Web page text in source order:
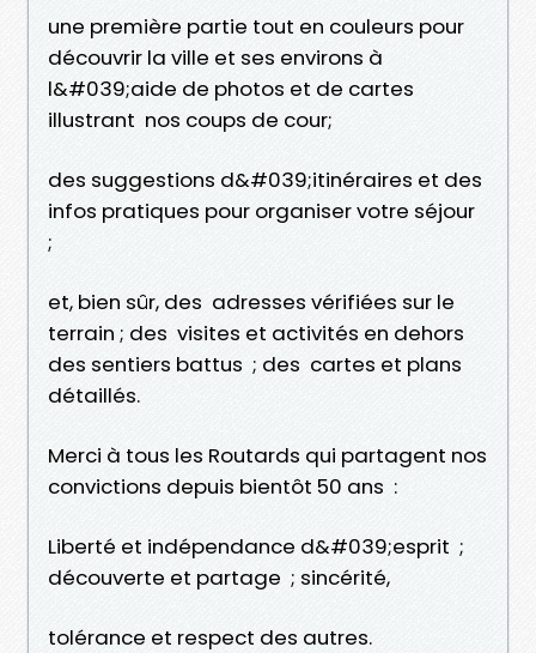
une première partie tout en couleurs pour
découvrir la ville et ses environs à
l&#039;aide de photos et de cartes
illustrant nos coups de cour;
des suggestions d&#039;itinéraires et des
infos pratiques pour organiser votre séjour
;
et, bien sûr, des adresses vérifiées sur le
terrain ; des visites et activités en dehors
des sentiers battus ; des cartes et plans
détaillés.
Merci à tous les Routards qui partagent nos
convictions depuis bientôt 50 ans :
Liberté et indépendance d&#039;esprit ;
découverte et partage ; sincérité,
tolérance et respect des autres.